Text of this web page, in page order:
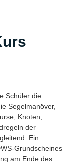
Schüler die
Segelmanöver,
Knoten,
der
Ein
Grundscheines
am Ende des